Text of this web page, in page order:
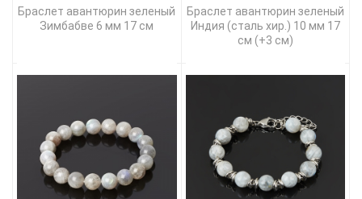
Браслет авантюрин зеленый
Зимбабве 6 мм 17 см
Браслет авантюрин зеленый
Индия (сталь хир.) 10 мм 17
см (+3 см)